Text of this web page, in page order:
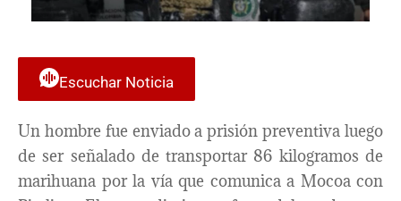
Escuchar Noticia
Un hombre fue enviado a prisión preventiva luego
de ser señalado de transportar 86 kilogramos de
marihuana por la vía que comunica a Mocoa con